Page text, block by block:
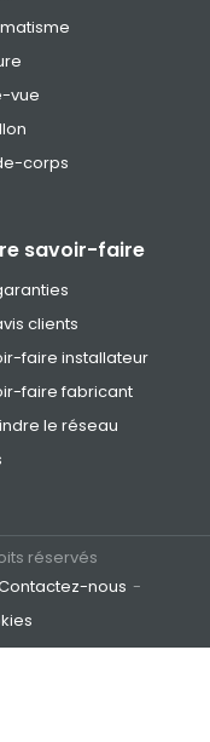
vue
corps
savoir-faire
clients
faire installateur
faire fabricant
le réseau
réservés
nous